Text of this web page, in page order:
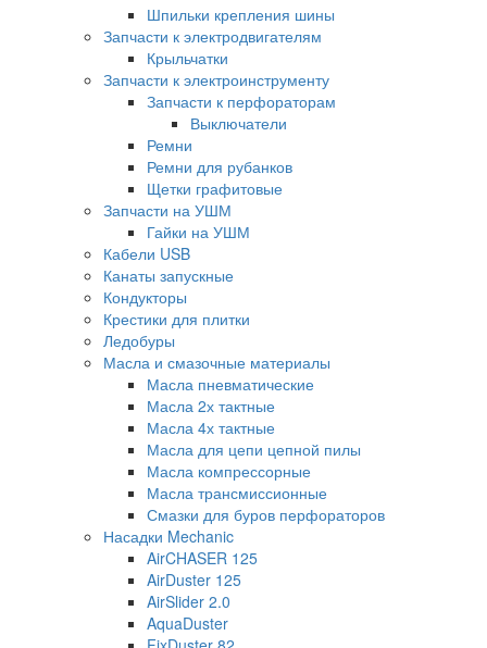
Шпильки крепления шины
Запчасти к электродвигателям
Крыльчатки
Запчасти к электроинструменту
Запчасти к перфораторам
Выключатели
Ремни
Ремни для рубанков
Щетки графитовые
Запчасти на УШМ
Гайки на УШМ
Кабели USB
Канаты запускные
Кондукторы
Крестики для плитки
Ледобуры
Масла и смазочные материалы
Масла пневматические
Масла 2х тактные
Масла 4х тактные
Масла для цепи цепной пилы
Масла компрессорные
Масла трансмиссионные
Смазки для буров перфораторов
Насадки Mechanic
AirCHASER 125
AirDuster 125
AirSlider 2.0
AquaDuster